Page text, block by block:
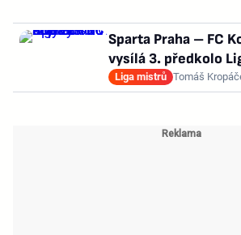
Sparta Praha – FC
vysílá 3. předkolo
Liga mistrů Tomáš